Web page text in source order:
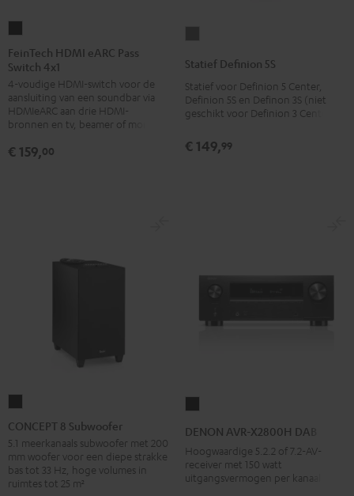
HDMI
eARC
Pass
Switch
4x1
FeinTech HDMI eARC Pass
Switch 4x1
4-voudige HDMI-switch voor de
aansluiting van een soundbar via
HDMIeARC aan drie HDMI-
bronnen en tv, beamer of monitor
€ 159,00
5S
Antraciet
Statief Definion 5S
Statief voor Definion 5 Center,
Definion 5S en Definon 3S (niet
geschikt voor Definion 3 Center)
€ 149,99
8
Subwoofer
Zwart
CONCEPT 8 Subwoofer
5.1 meerkanaals subwoofer met 200
mm woofer voor een diepe strakke
bas tot 33 Hz, hoge volumes in
ruimtes tot 25 m²
DAB
Zwart
DENON AVR-X2800H DAB
Hoogwaardige 5.2.2 of 7.2-AV-
receiver met 150 watt
uitgangsvermogen per kanaal